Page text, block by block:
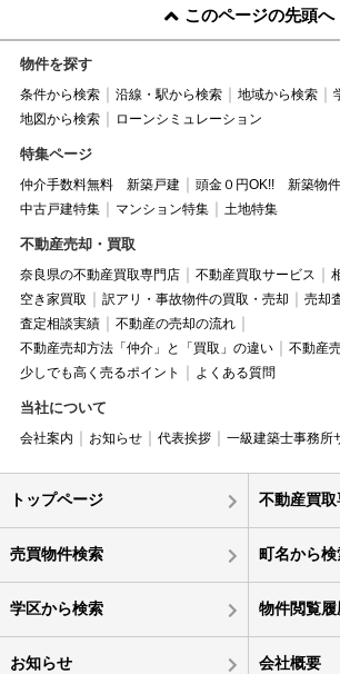
このページの先頭へ
物件を探す
条件から検索 沿線・駅から検索 地域から検索
地図から検索
ローンシミュレーション
特集ページ
仲介手数料無料 新築戸建 頭金０円OK!! 新築物件
中古戸建特集
マンション特集 土地特集
不動産売却・買取
奈良県の不動産買取専門店 不動産買取サービス
空き家買取
訳アリ・事故物件の買取・売却
売却
査定相談実績
不動産の売却の流れ
不動産売却方法「仲介」と「買取」の違い
不動産
少しでも高く売るポイント
よくある質問
当社について
会社案内 お知らせ 代表挨拶 一級建築士事務所
トップページ 不動産買
売買物件検索 町名から検
学区から検索 物件閲覧履
お知らせ 会社概要